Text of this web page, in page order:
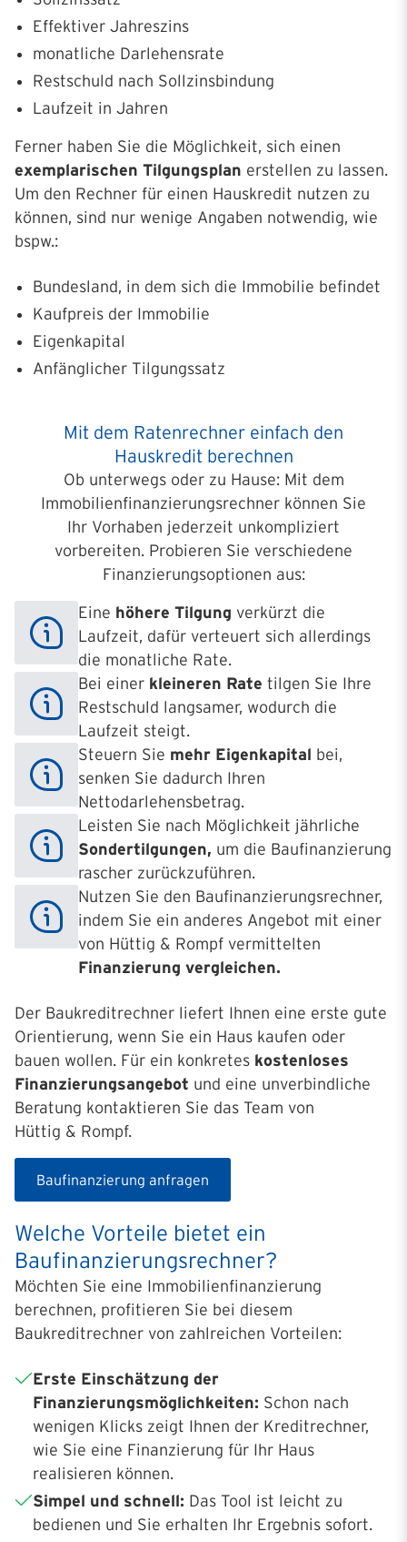
Effektiver Jahreszins
monatliche Darlehensrate
Restschuld nach Sollzinsbindung
Laufzeit in Jahren
Ferner haben Sie die Möglichkeit, sich einen
exemplarischen Tilgungsplan erstellen zu lassen.
Um den Rechner für einen Hauskredit nutzen zu
können, sind nur wenige Angaben notwendig, wie
bspw.:
Bundesland, in dem sich die Immobilie befindet
Kaufpreis der Immobilie
Eigenkapital
Anfänglicher Tilgungssatz
Mit dem Ratenrechner einfach den
Hauskredit berechnen
Ob unterwegs oder zu Hause: Mit dem
Immobilienfinanzierungsrechner können Sie
Ihr Vorhaben jederzeit unkompliziert
vorbereiten. Probieren Sie verschiedene
Finanzierungsoptionen aus:
Eine höhere Tilgung verkürzt die
Laufzeit, dafür verteuert sich allerdings
die monatliche Rate.
Bei einer kleineren Rate tilgen Sie Ihre
Restschuld langsamer, wodurch die
Laufzeit steigt.
Steuern Sie mehr Eigenkapital bei,
senken Sie dadurch Ihren
Nettodarlehensbetrag.
Leisten Sie nach Möglichkeit jährliche
Sondertilgungen, um die Baufinanzierung
rascher zurückzuführen.
Nutzen Sie den Baufinanzierungsrechner,
indem Sie ein anderes Angebot mit einer
von Hüttig & Rompf vermittelten
Finanzierung vergleichen.
Der Baukreditrechner liefert Ihnen eine erste gute
Orientierung, wenn Sie ein Haus kaufen oder
bauen wollen. Für ein konkretes kostenloses
Finanzierungsangebot und eine unverbindliche
Beratung kontaktieren Sie das Team von
Hüttig & Rompf.
Baufinanzierung anfragen
Welche Vorteile bietet ein
Baufinanzierungsrechner?
Möchten Sie eine Immobilienfinanzierung
berechnen, profitieren Sie bei diesem
Baukreditrechner von zahlreichen Vorteilen:
Erste Einschätzung der
Finanzierungsmöglichkeiten: Schon nach
wenigen Klicks zeigt Ihnen der Kreditrechner,
wie Sie eine Finanzierung für Ihr Haus
realisieren können.
Simpel und schnell: Das Tool ist leicht zu
bedienen und Sie erhalten Ihr Ergebnis sofort.